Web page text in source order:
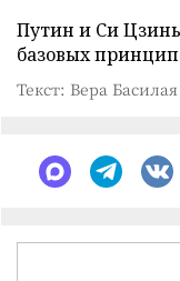
Путин и Си
базовых
Текст: Вера Басилая